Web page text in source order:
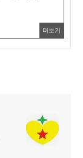
더보기